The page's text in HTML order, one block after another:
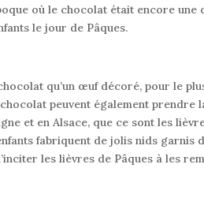
où le chocolat était encore une
le jour de Pâques.
qu’un œuf décoré, pour le
peuvent également prendre
et en Alsace, que ce sont les
fabriquent de jolis nids garnis
les lièvres de Pâques à les